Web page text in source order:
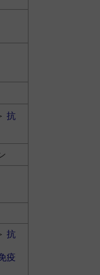
抗
抗
疫